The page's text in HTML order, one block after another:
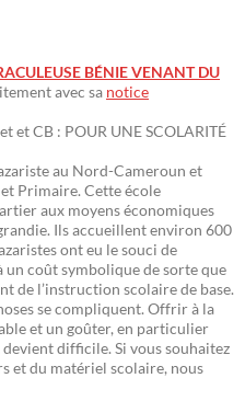
BÉNIE VENANT DU
avec sa notice
et CB : POUR UNE SCOLARITÉ
au Nord-Cameroun et
Primaire. Cette école
aux moyens économiques
Ils accueillent environ 600
ont eu le souci de
coût symbolique de sorte que
de l’instruction scolaire de base.
se compliquent. Offrir à la
et un goûter, en particulier
difficile. Si vous souhaitez
et du matériel scolaire, nous